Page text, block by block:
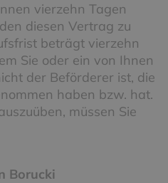
vierzehn Tagen
diesen Vertrag zu
beträgt vierzehn
Sie oder ein von Ihnen
der Beförderer ist, die
haben bzw. hat.
müssen Sie
Borucki